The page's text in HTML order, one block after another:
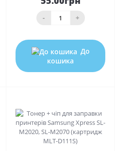
- +
До
кошика